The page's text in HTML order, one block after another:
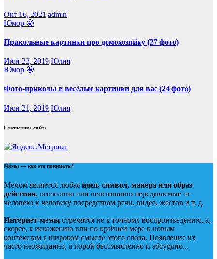
Окт 16, 2021 admin
Юмор 🤩
Прикольные картинки про домохозяйку (27 фото)
Июн 22, 2019 Юлия
Юмор 🤩
Фото-приколы и весёлые картинки для вас (24 фото)
Июн 21, 2019 Юлия
Статистика сайта
Мемы — как это понимать?
Мемом является любая идея, символ, манера или образ
действия, осознанно или неосознанно передаваемые от
человека к человеку посредством речи, видео, жестов и т. д.
Интернет-мемы стремятся не к точному воспроизведению, а,
скорее, к искажению или по крайней мере к новым
контекстам в широком смысле этого слова. Появление их
часто неожиданно, а порой бессмысленно и абсурдно...